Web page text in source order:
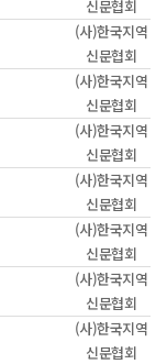
신문협회
(사)한국지역
신문협회
(사)한국지역
신문협회
(사)한국지역
신문협회
(사)한국지역
신문협회
(사)한국지역
신문협회
(사)한국지역
신문협회
(사)한국지역
신문협회